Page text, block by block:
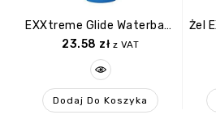
EXXtreme Glide Waterbased Lubricant + Comfort Oil A+ 100 Ml
23.58 zł z VAT
Dodaj Do Koszyka